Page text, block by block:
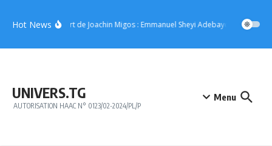
Hot NewsConcert de Joachin Migos : Emmanuel Sheyi Adebayor offre 10
UNIVERS.TG
AUTORISATION HAAC N° 0123/02-2024/PL/P
Menu